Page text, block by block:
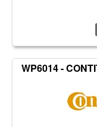
WP6014 -